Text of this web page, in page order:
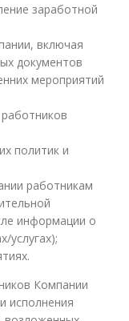
заработной
включая
документов
мероприятий
политик и
работникам
информации о
услугах);
Компании
исполнения